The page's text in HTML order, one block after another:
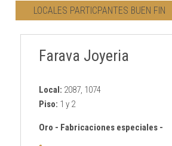
CONTACTO
AVISO PRIVACIDAD
LOCALES PARTICPANTES BUEN FIN
Farava Joyeria
Local: 2087, 1074
Piso: 1 y 2
Oro - Fabricaciones especiales-